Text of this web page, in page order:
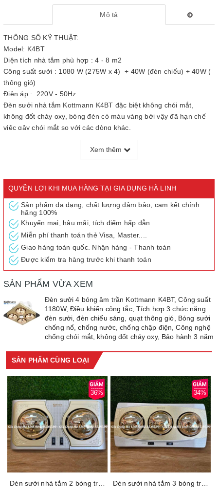
Mô tả
THÔNG SỐ KỸ THUẬT:
Model: K4BT
Diện tích nhà tắm phù hợp : 4 - 8 m2
Công suất sưởi : 1080 W (275W x 4) + 40W (đèn chiếu) + 40W (
thông gió)
Điện áp : 220V - 50Hz
Đèn sưởi nhà tắm Kottmann K4BT đặc biệt không chói mắt,
không đốt cháy oxy, bóng đèn có màu vàng bởi vậy đã hạn chế
việc gây chói mắt so với các dòng khác.
Tiện ích 3 trong 1: Sưởi ấm + Chiếu sáng + thông gió
Đèn sưởi lắp đặt âm trần vừa là điểm nhấn trong thiết kế phòng
tắm, vừa tiết kiệm không gian
Bóng sưởi vàng, tráng kim cương nhân tạo, hoa văn sang trọng,
Sử dụng nguyên lý bức xạ hồng ngoại giúp không khí ấm lên
ngay lập tức, nhanh chóng.
Chức năng ion âm, giúp làm sạch không khí phòng tắm
Công nghệ và thiết kế Germany hiện đại
Chứng nhận sản phẩm đạt chuẩn Châu Âu RoHS, CE, TEST.com
Công tắc điều khiển : Công tắc
Tiêu chuẩn chống nước IPX2, chống chập điện
Phích cắm tiêu chuẩn Châu Âu
Kích thước khoét trần: 30x30 cm
Kích thước (Dài, Rộng, Dầy) : 40x40 cm
Trọng lượng: 3,6kg.
Thương hiệu: Kottmann
Xuất xứ: Trung quốc
Bảo hành: 3 năm
Xem thêm
QUYỀN LỢI KHI MUA HÀNG TẠI GIA DỤNG HÀ LINH
Sản phẩm đa dạng, chất lượng đảm bảo, cam kết chính
hãng 100%
Khuyến mại, hậu mãi, tích điểm hấp dẫn
Miễn phí thanh toán thẻ Visa, Master....
Giao hàng toàn quốc. Nhận hàng - Thanh toán
Được kiểm tra hàng trước khi thanh toán
SẢN PHẨM VỪA XEM
Đèn sưởi 4 bóng âm trần Kottmann K4BT, Công suất
1180W, Điều khiển công tắc, Tích hợp 3 chức năng
đèn sưởi, đèn chiếu sáng, quạt thông gió, Bóng sưởi
chống nổ, chống nước, chống chập điện, Công nghệ
chống chói mắt, không đốt cháy oxy, Bảo hành 3 năm
SẢN PHẨM CÙNG LOẠI
36% 34%